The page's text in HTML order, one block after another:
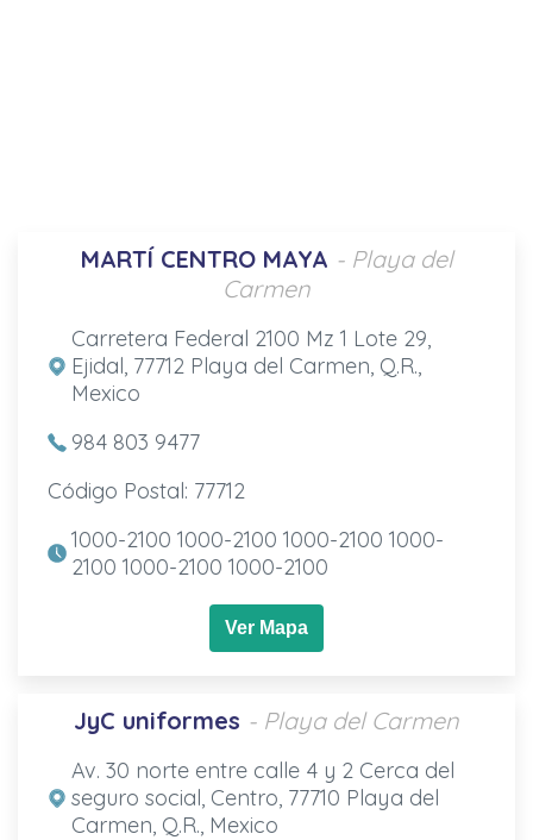
MARTÍ CENTRO MAYA - Playa del
Carmen
Carretera Federal 2100 Mz 1 Lote 29,
Ejidal, 77712 Playa del Carmen, Q.R.,
Mexico
984 803 9477
Código Postal: 77712
1000-2100 1000-2100 1000-2100 1000-
2100 1000-2100 1000-2100
Ver Mapa
JyC uniformes - Playa del Carmen
Av. 30 norte entre calle 4 y 2 Cerca del
seguro social, Centro, 77710 Playa del
Carmen, Q.R., Mexico